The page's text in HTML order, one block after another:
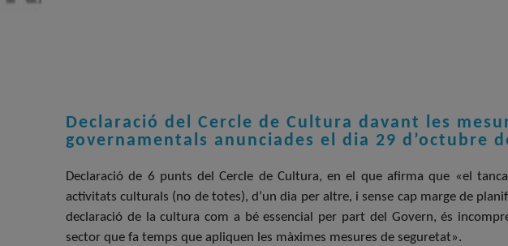
Declaració del Cercle de Cultura davant les
governamentals anunciades el dia 29 d’octubre
Declaració de 6 punts del Cercle de Cultura, en el que afirma que «el
activitats culturals (no de totes), d’un dia per altre, i sense cap marge de
declaració de la cultura com a bé essencial per part del Govern, és
sector que fa temps que apliquen les màximes mesures de seguretat».